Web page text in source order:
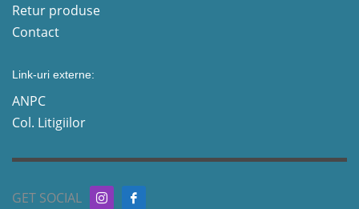
Retur produse
Contact
Link-uri externe:
ANPC
Col. Litigiilor
GET SOCIAL